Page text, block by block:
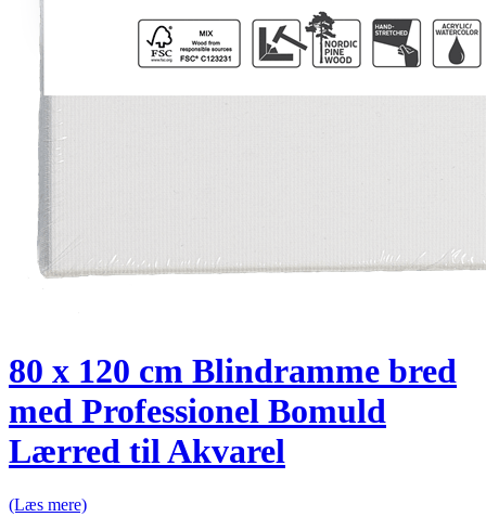
80 x 120 cm Blindramme bred
med Professionel Bomuld
Lærred til Akvarel
(Læs mere)